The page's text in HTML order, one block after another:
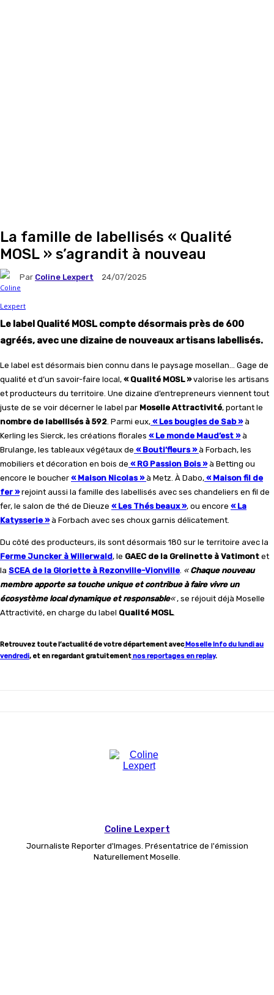
La famille de labellisés « Qualité
MOSL » s’agrandit à nouveau
Par Coline Lexpert 24/07/2025
Le label Qualité MOSL compte désormais près de 600
agréés, avec une dizaine de nouveaux artisans labellisés.
Le label est désormais bien connu dans le paysage mosellan… Gage de
qualité et d’un savoir-faire local, « Qualité MOSL »valorise les artisans
et producteurs du territoire. Une dizaine d’entrepreneurs viennent tout
juste de se voir décerner le label par Moselle Attractivité, portant le
nombre de labellisés à 592. Parmi eux, « Les bougies de Sab » à
Kerling les Sierck, les créations florales « Le monde Maud’est » à
Brulange, les tableaux végétaux de « Bouti’fleurs » à Forbach, les
mobiliers et décoration en bois de « RG Passion Bois »à Betting ou
encore le boucher « Maison Nicolas »à Metz. À Dabo, « Maison fil de
fer »rejoint aussi la famille des labellisés avec ses chandeliers en fil de
fer, le salon de thé de Dieuze « Les Thés beaux », ou encore « La
Katysserie »à Forbach avec ses choux garnis délicatement.
Du côté des producteurs, ils sont désormais 180 sur le territoire avec la
Ferme Juncker à Willerwald, le GAEC de la Grelinette à Vatimont et
la SCEA de la Gloriette à Rezonville-Vionville. « Chaque nouveau
membre apporte sa touche unique et contribue à faire vivre un
écosystème local dynamique et responsable«, se réjouit déjà Moselle
Attractivité, en charge du label Qualité MOSL.
Retrouvez toute l’actualité de votre département avecMoselle Info du lundi au
vendredi, et en regardant gratuitementnos reportages en replay.
Coline Lexpert
Journaliste Reporter d'Images. Présentatrice de l'émission
Naturellement Moselle.